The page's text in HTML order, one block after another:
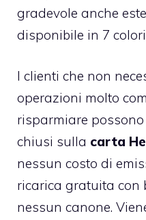
gradevole anche
disponibile in 7
I clienti che non
operazioni molto
risparmiare
chiusi sulla carta
nessun costo di
ricarica gratuita con
nessun canone.